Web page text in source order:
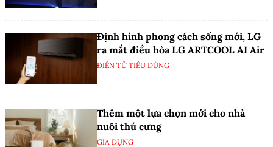
Định hình phong cách sống mới, LG
ra mắt điều hòa LG ARTCOOL AI Air
ĐIỆN TỬ TIÊU DÙNG
Thêm một lựa chọn mới cho nhà
nuôi thú cưng
GIA DỤNG